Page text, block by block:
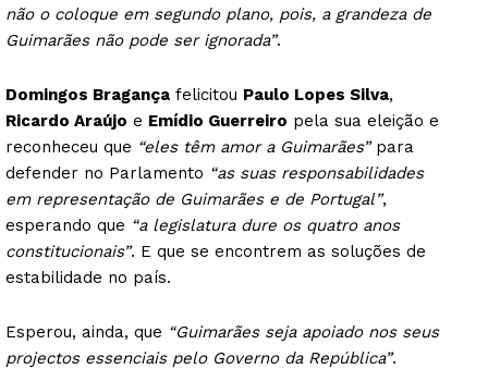
não o coloque em segundo plano, pois, a grandeza de
Guimarães não pode ser ignorada”.
Domingos Bragança felicitou Paulo Lopes Silva,
Ricardo Araújo e Emídio Guerreiro pela sua eleição e
reconheceu que “eles têm amor a Guimarães”para
defender no Parlamento “as suas responsabilidades
em representação de Guimarães e de Portugal”,
esperando que “a legislatura dure os quatro anos
constitucionais”. E que se encontrem as soluções de
estabilidade no país.
Esperou, ainda, que “Guimarães seja apoiado nos seus
projectos essenciais pelo Governo da República”.